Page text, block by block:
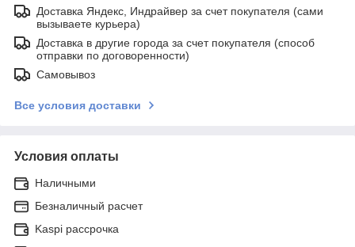
Доставка Яндекс, Индрайвер за счет покупателя (сами
вызываете курьера)
Доставка в другие города за счет покупателя (способ
отправки по договоренности)
Самовывоз
Все условия доставки
Условия оплаты
Наличными
Безналичный расчет
Kaspi рассрочка